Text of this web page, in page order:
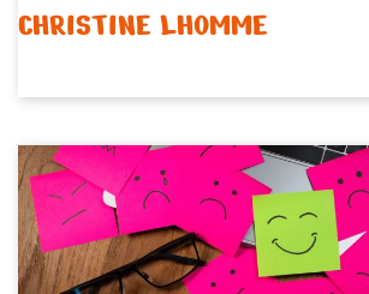
CHRISTINE LHOMME